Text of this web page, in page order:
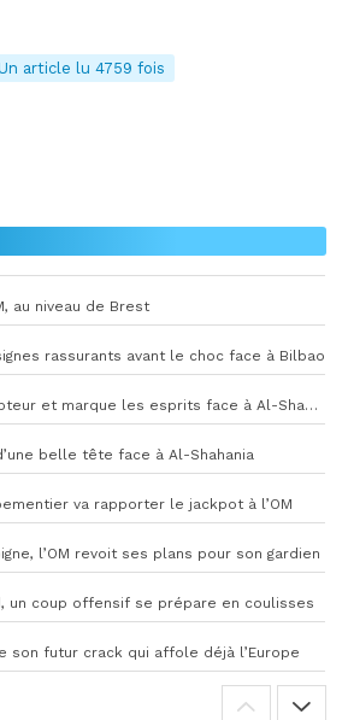
article lu 4759 fois
au niveau de Brest
rassurants avant le choc face à Bilbao
Abdelli ouvre son compteur et marque les esprits face à Al-Shahania
belle tête face à Al-Shahania
va rapporter le jackpot à l’OM
l’OM revoit ses plans pour son gardien
un coup offensif se prépare en coulisses
son futur crack qui affole déjà l’Europe